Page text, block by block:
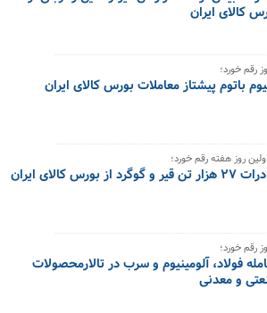
کالای ایران
رقم خورد؛
باتوم پیشتاز معاملات بورس کالای ایران
روز هفته رقم خورد؛
و گوگرد از بورس کالای ایران
رقم خورد؛
فولاد، آلومینیوم و سرب در تالارمحصولات
و معدنی